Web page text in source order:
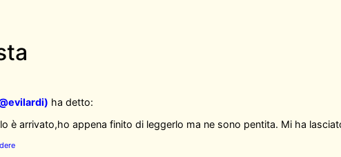
ha detto:
è arrivato,ho appena finito di leggerlo ma ne sono pentita. Mi ha